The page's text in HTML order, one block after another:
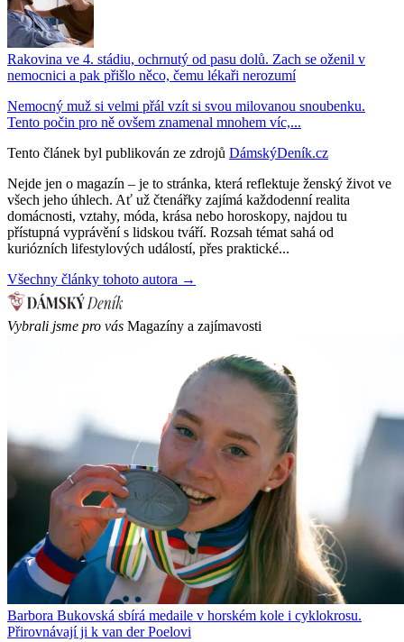
Rakovina ve 4. stádiu, ochrnutý od pasu dolů. Zach se oženil v
nemocnici a pak přišlo něco, čemu lékaři nerozumí
Nemocný muž si velmi přál vzít si svou milovanou snoubenku.
Tento počin pro ně ovšem znamenal mnohem víc,...
Tento článek byl publikován ze zdrojů DámskýDeník.cz
Nejde jen o magazín – je to stránka, která reflektuje ženský život ve
všech jeho úhlech. Ať už čtenářky zajímá každodenní realita
domácnosti, vztahy, móda, krása nebo horoskopy, najdou tu
přístupná vyprávění s lidskou tváří. Rozsah témat sahá od
kuriózních lifestylových událostí, přes praktické...
Všechny články tohoto autora →
Vybrali jsme pro vás Magazíny a zajímavosti
Barbora Bukovská sbírá medaile v horském kole i cyklokrosu.
Přirovnávají ji k van der Poelovi